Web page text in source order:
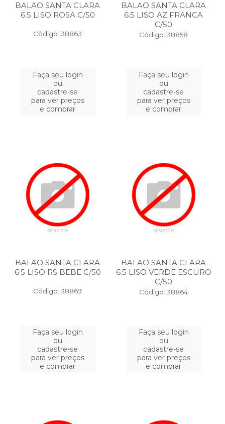
BALAO SANTA CLARA
6.5 LISO ROSA C/50
Código: 38863
Faça seu login
ou
cadastre-se
para ver preços
e comprar
BALAO SANTA CLARA
6.5 LISO AZ FRANCA
C/50
Código: 38858
Faça seu login
ou
cadastre-se
para ver preços
e comprar
BALAO SANTA CLARA
6.5 LISO RS BEBE C/50
Código: 38869
Faça seu login
ou
cadastre-se
para ver preços
e comprar
BALAO SANTA CLARA
6.5 LISO VERDE ESCURO
C/50
Código: 38864
Faça seu login
ou
cadastre-se
para ver preços
e comprar